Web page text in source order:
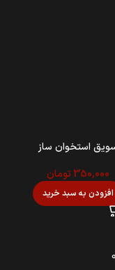
استخوان ساز
350,000 تومان
افزودن به سبد خرید